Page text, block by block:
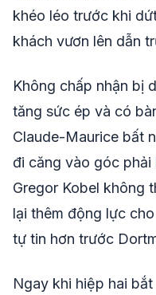
khéo léo trước khi
khách vươn lên dẫn
Không chấp nhận bị
tăng sức ép và có
Claude-Maurice bất
đi căng vào góc phải
Gregor Kobel không
lại thêm động lực
tự tin hơn trước
Ngay khi hiệp hai